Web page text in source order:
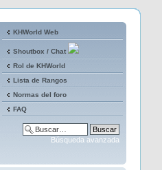
KHWorld Web
Shoutbox / Chat
Rol de KHWorld
Lista de Rangos
Normas del foro
FAQ
Búsqueda avanzada